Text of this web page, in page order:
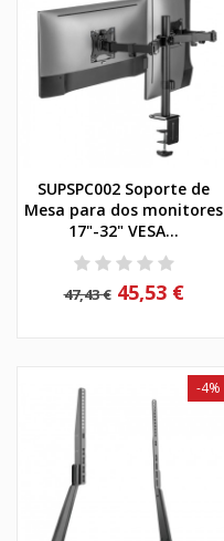
SUPSPC002 Soporte de
Mesa para dos monitores
17"-32" VESA...
47,43 € 45,53 €
-4%